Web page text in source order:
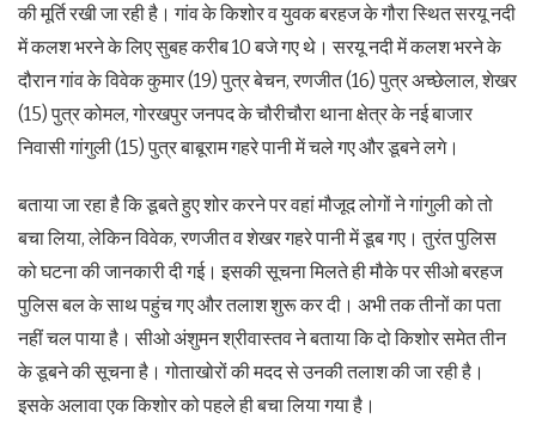
की मूर्ति रखी जा रही है। गांव के किशोर व युवक बरहज के गौरा स्थित सरयू नदी
में कलश भरने के लिए सुबह करीब 10 बजे गए थे। सरयू नदी में कलश भरने के
दौरान गांव के विवेक कुमार (19) पुत्र बेचन, रणजीत (16) पुत्र अच्छेलाल, शेखर
(15) पुत्र कोमल, गोरखपुर जनपद के चौरीचौरा थाना क्षेत्र के नई बाजार
निवासी गांगुली (15) पुत्र बाबूराम गहरे पानी में चले गए और डूबने लगे।
बताया जा रहा है कि डूबते हुए शोर करने पर वहां मौजूद लोगों ने गांगुली को तो
बचा लिया, लेकिन विवेक, रणजीत व शेखर गहरे पानी में डूब गए। तुरंत पुलिस
को घटना की जानकारी दी गई। इसकी सूचना मिलते ही मौके पर सीओ बरहज
पुलिस बल के साथ पहुंच गए और तलाश शुरू कर दी। अभी तक तीनों का पता
नहीं चल पाया है। सीओ अंशुमन श्रीवास्तव ने बताया कि दो किशोर समेत तीन
के डूबने की सूचना है। गोताखोरों की मदद से उनकी तलाश की जा रही है।
इसके अलावा एक किशोर को पहले ही बचा लिया गया है।